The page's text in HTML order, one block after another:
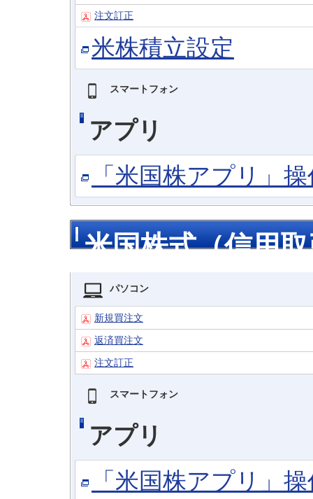
注文訂正
米株積立設定
スマートフォン
アプリ
「米国株アプリ」
米国株式（信用
パソコン
新規買注文
返済買注文
注文訂正
スマートフォン
アプリ
「米国株アプリ」